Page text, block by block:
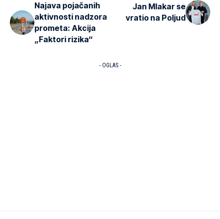
Najava pojačanih
aktivnosti nadzora
prometa: Akcija
„Faktori rizika“
Jan Mlakar se
vratio na Poljud
- OGLAS -